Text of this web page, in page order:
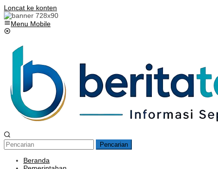
Loncat ke konten
Menu Mobile
Pencarian
Beranda